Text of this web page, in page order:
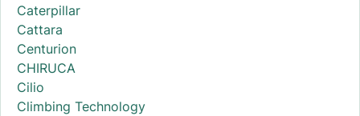
Caterpillar
Cattara
Centurion
CHIRUCA
Cilio
Climbing Technology